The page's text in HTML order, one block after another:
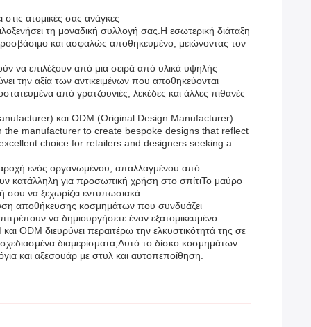
ατομικές σας ανάγκες
τη μοναδική συλλογή σας.Η εσωτερική διάταξη
και ασφαλώς αποθηκευμένο, μειώνοντας τον
να επιλέξουν από μια σειρά από υλικά υψηλής
την αξία των αντικειμένων που αποθηκεύονται
από γρατζουνιές, λεκέδες και άλλες πιθανές
και ODM (Original Design Manufacturer).
manufacturer to create bespoke designs that reflect
choice for retailers and designers seeking a
ενός οργανωμένου, απαλλαγμένου από
κατάλληλη για προσωπική χρήση στο σπίτιΤο μαύρο
να ξεχωρίζει εντυπωσιακά.
αποθήκευσης κοσμημάτων που συνδυάζει
να δημιουργήσετε έναν εξατομικευμένο
ODM διευρύνει περαιτέρω την ελκυστικότητά της σε
διαμερίσματα,Αυτό το δίσκο κοσμημάτων
και αξεσουάρ με στυλ και αυτοπεποίθηση.